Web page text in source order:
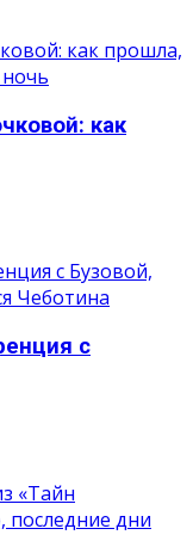
как
с